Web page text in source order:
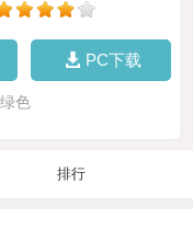
PC下载
色
排行